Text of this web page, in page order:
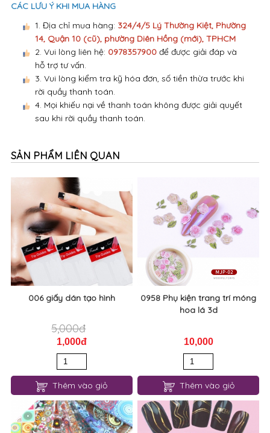
CÁC LƯU Ý KHI MUA HÀNG
1. Địa chỉ mua hàng: 324/4/5 Lý Thường Kiệt, Phường
14, Quận 10 (cũ), phường Diên Hồng (mới), TPHCM
2. Vui lòng liên hệ: 0978357900để được giải đáp và
hỗ trợ tư vấn.
3. Vui lòng kiểm tra kỹ hóa đơn, số tiền thừa trước khi
rời quầy thanh toán.
4. Mọi khiếu nại về thanh toán không được giải quyết
sau khi rời quầy thanh toán.
SẢN PHẨM LIÊN QUAN
006 giấy dán tạo hình
5,000đ
1,000đ
Thêm vào giỏ
0958 Phụ kiện trang trí móng
hoa lá 3d
10,000
Thêm vào giỏ